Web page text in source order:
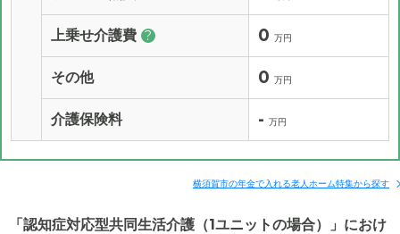
上乗せ介護費 ? 0 万円
その他 0 万円
介護保険料 - 万円
横須賀市の年金で入れる老人ホーム特集から探す
「認知症対応型共同生活介護（1ユニットの場合）」におけ